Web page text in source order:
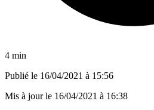
4 min
Publié le 16/04/2021 à 15:56
Mis à jour le 16/04/2021 à 16:38